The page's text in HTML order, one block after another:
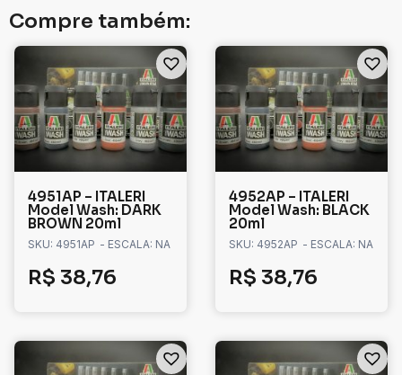
Compre também:
4951AP – ITALERI
Model Wash: DARK
BROWN 20ml
SKU: 4951AP - ESCALA: NA
R$ 38,76
4952AP – ITALERI
Model Wash: BLACK
20ml
SKU: 4952AP - ESCALA: NA
R$ 38,76